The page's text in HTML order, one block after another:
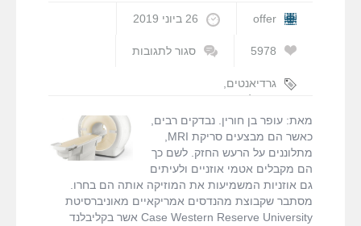
MRI – בדיקות ואפליקציות
MRI המדריך המלא
דרושים
offer 26 ביוני 2019
5978
סגור לתגובות
MRI
לקונצרט
קלאסית
גרדיאנטים
מוזיקה קלאסית
סורק MRI
מאת: עופר בן חורין. נבדקים רבים,
מתלוננים על הרעש החזק. לשם כך
הם מקבלים אטמי אוזניים ולעיתים
גם אוזניות המשמיעות את המוזיקה אותה הם בחרו.
מסתבר שקבוצת מהנדסים אמריקאיים מאוניברסיטת
Case Western Reserve University אשר בקליבלנד